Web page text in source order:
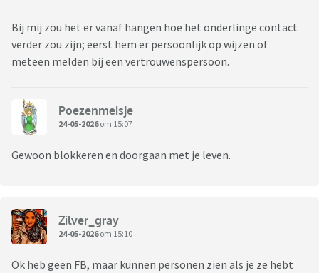
Bij mij zou het er vanaf hangen hoe het onderlinge contact
verder zou zijn; eerst hem er persoonlijk op wijzen of
meteen melden bij een vertrouwenspersoon.
Poezenmeisje
24-05-2026om 15:07
Gewoon blokkeren en doorgaan met je leven.
Zilver_gray
24-05-2026om 15:10
Ok heb geen FB, maar kunnen personen zien als je ze hebt